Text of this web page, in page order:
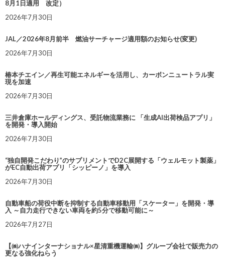
8月1日適用 改定）
2026年7月30日
JAL／2026年8月前半 燃油サーチャージ適用額のお知らせ(変更)
2026年7月30日
椿本チエイン／再生可能エネルギーを活用し、カーボンニュートラル実
現を加速
2026年7月30日
三井倉庫ホールディングス、受託物流業務に 「生成AI出荷検品アプリ」
を開発・導入開始
2026年7月30日
“独自開発こだわり”のサプリメントでD2C展開する「ウェルモット製薬」
がEC自動出荷アプリ「シッピーノ」を導入
2026年7月30日
自動車船の荷役中断を抑制する自動車移動用「スケーター」を開発・導
入 ～自力走行できない車両を約5分で移動可能に～
2026年7月27日
【㈱ハナインターナショナル×星清重機運輸㈱】グループ会社で販売力の
更なる強化ねらう